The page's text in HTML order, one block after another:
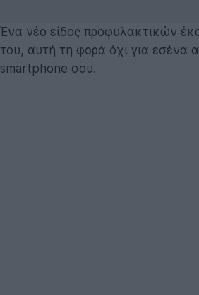
Ένα νέο είδος προφυλακτικών
του, αυτή τη φορά όχι για εσένα
smartphone σου.